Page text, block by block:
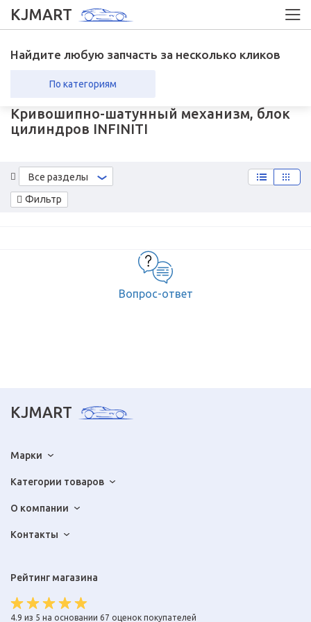
KJMART
в регионы Возврат
Найдите любую запчасть за несколько кликов
По категориям
Кривошипно-шатунный механизм, блок
цилиндров INFINITI
Фильтр
Все разделы
Вопрос-ответ
KJMART
Марки
Категории товаров
О компании
Контакты
Рейтинг магазина
4.9 из 5 на основании 67 оценок покупателей